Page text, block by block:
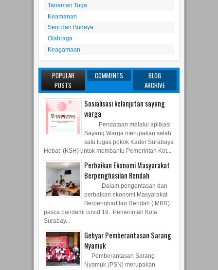
Tanaman Toga
Keamanan
Seni dan Budaya
Olahraga
Keagamaan
POPULAR
POSTS
COMMENTS
BLOG
ARCHIVE
Sosialisasi kelanjutan sayang
warga
Pendataan melalui aplikasi
Sayang Warga merupakan salah
satu tugas pokok Kader Surabaya
Hebat (KSH) untuk membantu Pemerintah Kot...
Perbaikan Ekonomi Masyarakat
Berpenghasilan Rendah
Dalam pengentasan dan
perbaikan ekonomi Masyarakat
Berpenghadilan Rendah ( MBR)
pasca pandemi covid 19, Pemerintah Kota
Surabay...
Gebyar Pemberantasan Sarang
Nyamuk
Pemberantasan Sarang
Nyamuk (PSN) merupakan